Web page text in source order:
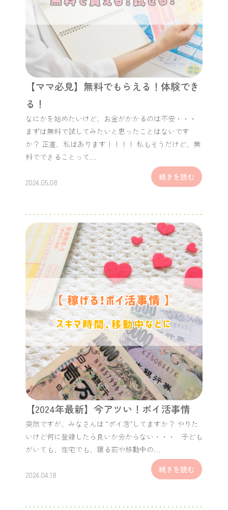
【ママ必見】無料でもらえる！体験でき
る！
なにかを始めたいけど、お金がかかるのは不安・・・
まずは無料で試してみたいと思ったことはないです
か？ 正直、私はあります！！！！ 私もそうだけど、無
料でできることって…
2024.05.08
続きを読む
【2024年最新】今アツい！ポイ活事情
突然ですが、みなさんは “ポイ活”してますか？ やりた
いけど何に登録したら良いか分からない・・・ 子ども
がいても、在宅でも、寝る前や移動中の…
2024.04.18
続きを読む